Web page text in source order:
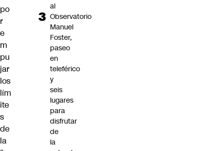
po
r
e
m
pu
jar
los
lím
ite
s
de
la
al
Observatorio
Manuel
Foster,
paseo
en
teleférico
y
seis
lugares
para
disfrutar
de
la